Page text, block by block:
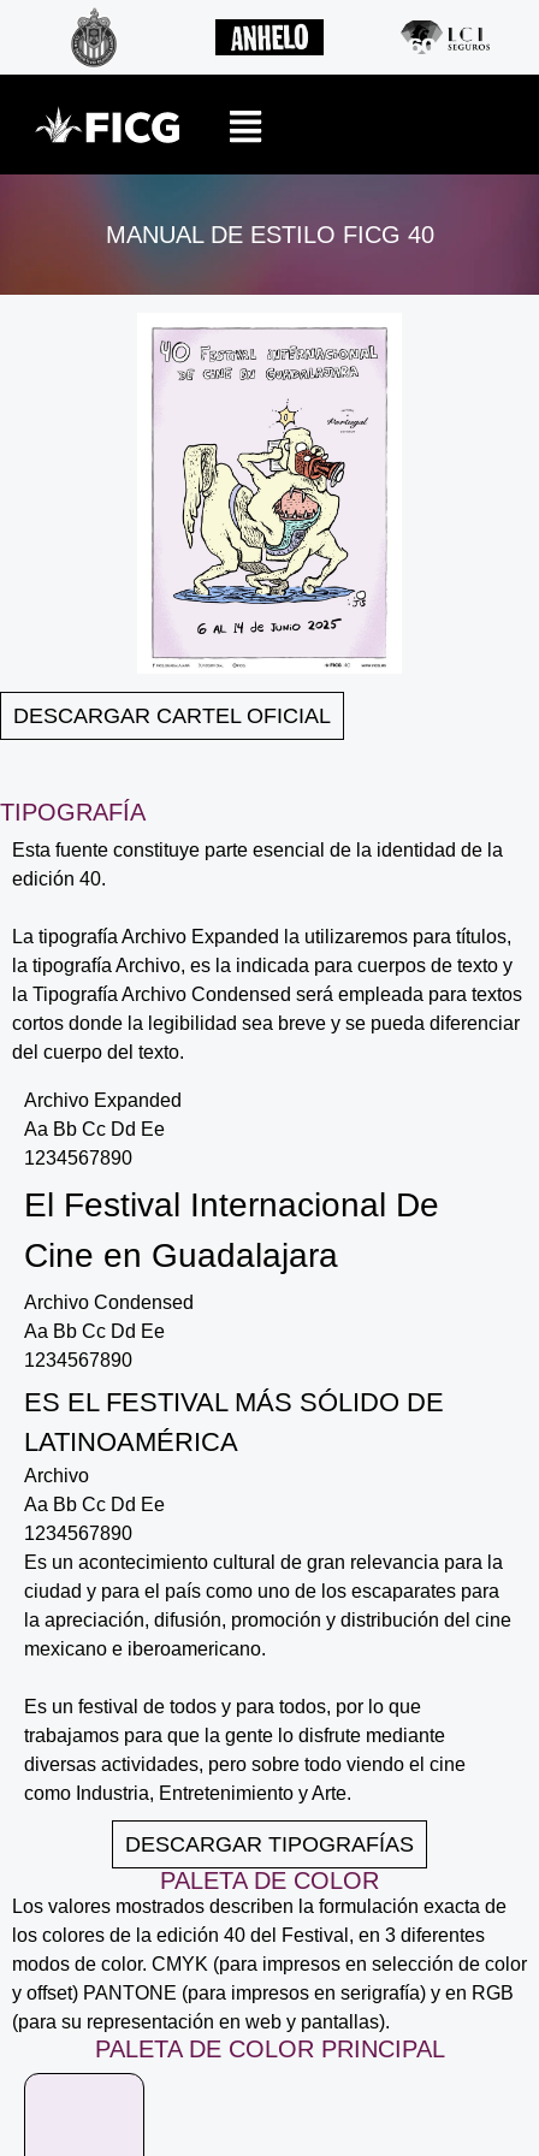
MANUAL DE ESTILO FICG 40
DESCARGAR CARTEL OFICIAL
TIPOGRAFÍA
Esta fuente constituye parte esencial de la identidad de la
edición 40.
La tipografía Archivo Expanded la utilizaremos para títulos,
la tipografía Archivo, es la indicada para cuerpos de texto y
la Tipografía Archivo Condensed será empleada para textos
cortos donde la legibilidad sea breve y se pueda diferenciar
del cuerpo del texto.
Archivo Expanded
Aa Bb Cc Dd Ee
1234567890
El Festival Internacional De
Cine en Guadalajara
Archivo Condensed
Aa Bb Cc Dd Ee
1234567890
ES EL FESTIVAL MÁS SÓLIDO DE
LATINOAMÉRICA
Archivo
Aa Bb Cc Dd Ee
1234567890
Es un acontecimiento cultural de gran relevancia para la
ciudad y para el país como uno de los escaparates para
la apreciación, difusión, promoción y distribución del cine
mexicano e iberoamericano.
Es un festival de todos y para todos, por lo que
trabajamos para que la gente lo disfrute mediante
diversas actividades, pero sobre todo viendo el cine
como Industria, Entretenimiento y Arte.
DESCARGAR TIPOGRAFÍAS
PALETA DE COLOR
Los valores mostrados describen la formulación exacta de
los colores de la edición 40 del Festival, en 3 diferentes
modos de color. CMYK (para impresos en selección de color
y offset) PANTONE (para impresos en serigrafía) y en RGB
(para su representación en web y pantallas).
PALETA DE COLOR PRINCIPAL